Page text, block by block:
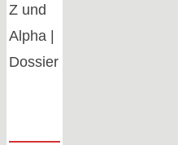
Z und
Alpha |
Dossier